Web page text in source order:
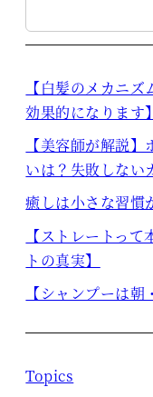
【白髪のメカニ
効果的になります】
【美容師が解説
いは？失敗しない
癒しは小さな習慣
【ストレートっ
トの真実】
【シャンプーは
Topics